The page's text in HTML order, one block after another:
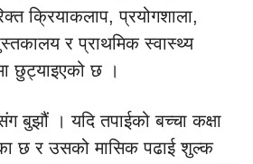
क्रियाकलाप, प्रयोगशाला,
र प्राथमिक स्वास्थ्य
छुट्याइएको छ ।
बुझौं । यदि तपाईको बच्चा कक्षा
छ र उसको मासिक पढाई शुल्क